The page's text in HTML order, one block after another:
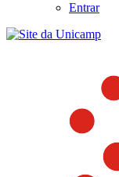
Entrar